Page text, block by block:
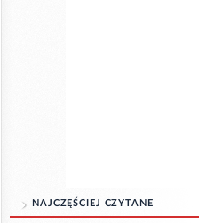
NAJCZĘŚCIEJ CZYTANE